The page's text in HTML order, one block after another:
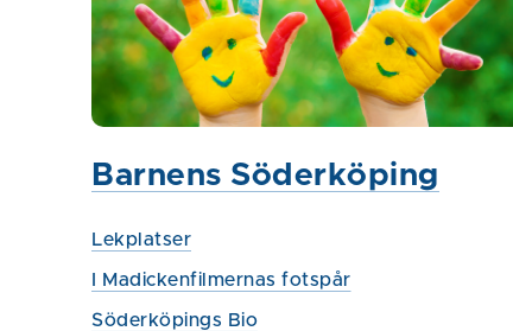
Barnens Söderköping
Lekplatser
I Madickenfilmernas fotspår
Söderköpings Bio